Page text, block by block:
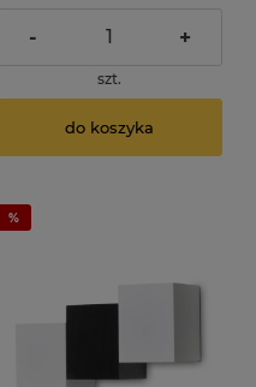
- +
szt.
do koszyka